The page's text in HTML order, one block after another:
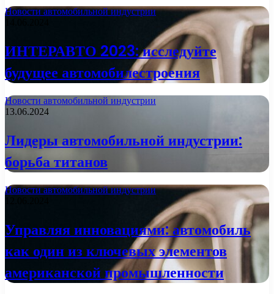
Новости автомобильной индустрии
ИНТЕРАВТО 2023: исследуйте
будущее автомобилестроения
Новости автомобильной индустрии
13.06.2024
Лидеры автомобильной индустрии:
борьба титанов
Новости автомобильной индустрии
Управляя инновациями: автомобиль
как один из ключевых элементов
американской промышленности